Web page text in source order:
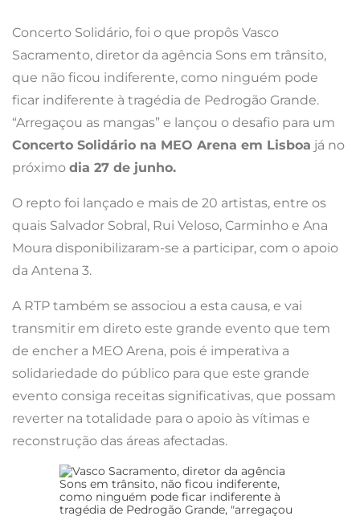
Concerto Solidário, foi o que propôs Vasco
Sacramento, diretor da agência Sons em trânsito,
que não ficou indiferente, como ninguém pode
ficar indiferente à tragédia de Pedrogão Grande.
“Arregaçou as mangas” e lançou o desafio para um
Concerto Solidário na MEO Arena em Lisboa já no
próximo dia 27 de junho.
O repto foi lançado e mais de 20 artistas, entre os
quais Salvador Sobral, Rui Veloso, Carminho e Ana
Moura disponibilizaram-se a participar, com o apoio
da Antena 3.
A RTP também se associou a esta causa, e vai
transmitir em direto este grande evento que tem
de encher a MEO Arena, pois é imperativa a
solidariedade do público para que este grande
evento consiga receitas significativas, que possam
reverter na totalidade para o apoio às vítimas e
reconstrução das áreas afectadas.